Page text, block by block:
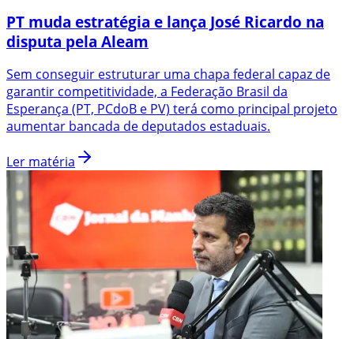
PT muda estratégia e lança José Ricardo na
disputa pela Aleam
Sem conseguir estruturar uma chapa federal capaz de
garantir competitividade, a Federação Brasil da
Esperança (PT, PCdoB e PV) terá como principal projeto
aumentar bancada de deputados estaduais.
Ler matéria